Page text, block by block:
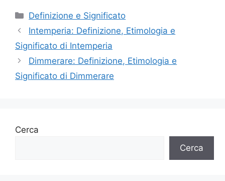
Categorie
Definizione e Significato
Intemperia: Definizione, Etimologia e
Significato di Intemperia
Dimmerare: Definizione, Etimologia e
Significato di Dimmerare
Cerca
Cerca